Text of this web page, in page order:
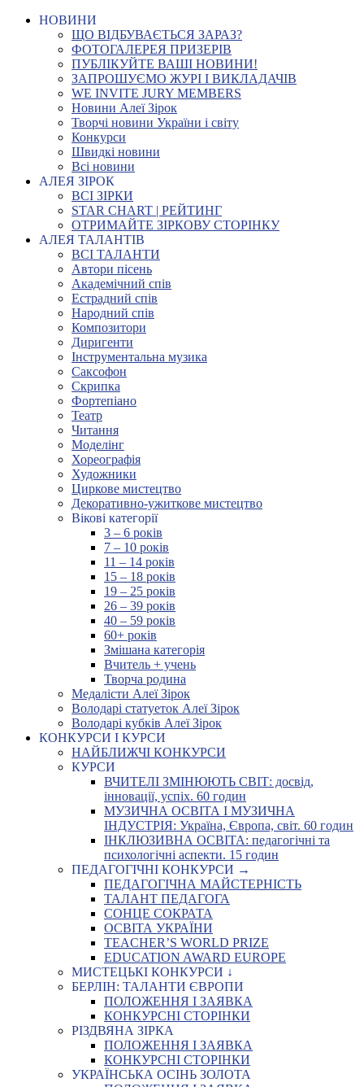
НОВИНИ
ЩО ВІДБУВАЄТЬСЯ ЗАРАЗ?
ФОТОГАЛЕРЕЯ ПРИЗЕРІВ
ПУБЛІКУЙТЕ ВАШІ НОВИНИ!
ЗАПРОШУЄМО ЖУРІ І ВИКЛАДАЧІВ
WE INVITE JURY MEMBERS
Новини Алеї Зірок
Творчі новини України і світу
Конкурси
Швидкі новини
Всі новини
АЛЕЯ ЗІРОК
ВСІ ЗІРКИ
STAR CHART | РЕЙТИНГ
ОТРИМАЙТЕ ЗІРКОВУ СТОРІНКУ
АЛЕЯ ТАЛАНТІВ
ВСІ ТАЛАНТИ
Автори пісень
Академічний спів
Естрадний спів
Народний спів
Композитори
Диригенти
Інструментальна музика
Саксофон
Скрипка
Фортепіано
Театр
Читання
Моделінг
Хореографія
Художники
Циркове мистецтво
Декоративно-ужиткове мистецтво
Вікові категорії
3 – 6 років
7 – 10 років
11 – 14 років
15 – 18 років
19 – 25 років
26 – 39 років
40 – 59 років
60+ років
Змішана категорія
Вчитель + учень
Творча родина
Медалісти Алеї Зірок
Володарі статуеток Алеї Зірок
Володарі кубків Алеї Зірок
КОНКУРСИ І КУРСИ
НАЙБЛИЖЧІ КОНКУРСИ
КУРСИ
ВЧИТЕЛІ ЗМІНЮЮТЬ СВІТ: досвід,
інновації, успіх. 60 годин
МУЗИЧНА ОСВІТА І МУЗИЧНА
ІНДУСТРІЯ: Україна, Європа, світ. 60 годин
ІНКЛЮЗИВНА ОСВІТА: педагогічні та
психологічні аспекти. 15 годин
ПЕДАГОГІЧНІ КОНКУРСИ →
ПЕДАГОГІЧНА МАЙСТЕРНІСТЬ
ТАЛАНТ ПЕДАГОГА
СОНЦЕ СОКРАТА
ОСВІТА УКРАЇНИ
TEACHER’S WORLD PRIZE
EDUCATION AWARD EUROPE
МИСТЕЦЬКІ КОНКУРСИ ↓
БЕРЛІН: ТАЛАНТИ ЄВРОПИ
ПОЛОЖЕННЯ І ЗАЯВКА
КОНКУРСНІ СТОРІНКИ
РІЗДВЯНА ЗІРКА
ПОЛОЖЕННЯ І ЗАЯВКА
КОНКУРСНІ СТОРІНКИ
УКРАЇНСЬКА ОСІНЬ ЗОЛОТА